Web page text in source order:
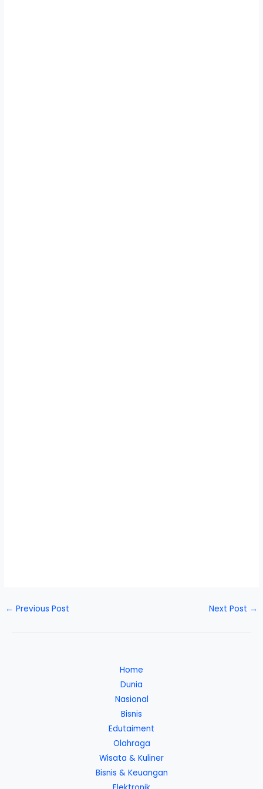
← Previous Post Next Post →
Home
Dunia
Nasional
Bisnis
Edutaiment
Olahraga
Wisata & Kuliner
Bisnis & Keuangan